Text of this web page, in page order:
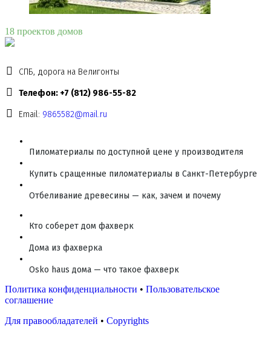
18 проектов домов
СПБ, дорога на Велигонты
Телефон: +7 (812) 986-55-82
Email: 9865582@mail.ru
Пиломатериалы по доступной цене у производителя
Купить сращенные пиломатериалы в Санкт-Петербурге
Отбеливание древесины — как, зачем и почему
Кто соберет дом фахверк
Дома из фахверка
Osko haus дома — что такое фахверк
Политика конфиденциальности • Пользовательское
соглашение
Для правообладателей • Copyrights